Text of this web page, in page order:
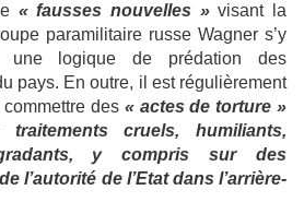
« fausses nouvelles »visant la
paramilitaire russe Wagner s’y
une logique de prédation des
pays. En outre, il est régulièrement
commettre des « actes de torture »
traitements cruels, humiliants,
y compris sur des
l’autorité de l’Etat dans l’arrière-